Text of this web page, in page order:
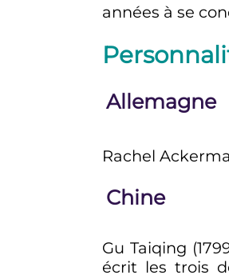
années à se
Allemagne
Rachel
Chine
Gu Taiqing
écrit les trois